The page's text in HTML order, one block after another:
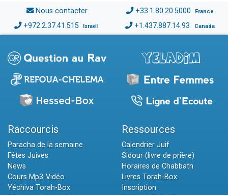
Nous contacter +33.1.80.20.5000 France
+972.2.37.41.515 Israël +1.437.887.14.93 Canada
Raccourcis
Paracha de la semaine
Fêtes Juives
News
Cours Mp3-Vidéo
Yéchiva Torah-Box
Ressources
Calendrier Juif
Sidour (livre de prière)
Horaires de Chabbath
Livres Torah-Box
Inscription